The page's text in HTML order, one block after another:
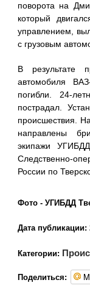
поворота на
который
управлением,
с грузовым
В результате
автомобиля
погибли. 24-
пострадал.
происшествия.
направлены
экипажи
Следственно-
России по
Фото - УГИБДД
Дата публикации:
Категории:
Поделиться: